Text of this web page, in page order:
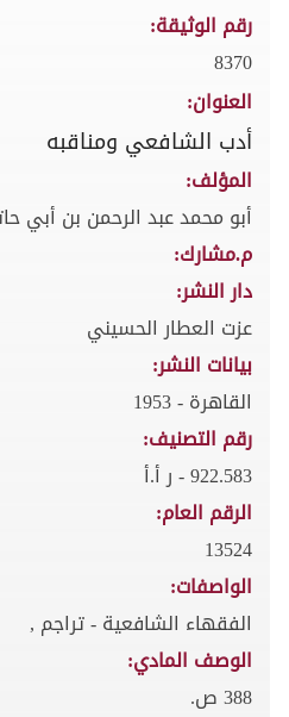
رقم الوثيقة:
8370
العنوان:
أدب الشافعي ومناقبه
المؤلف:
أبو محمد عبد الرحمن بن أبي
م.مشارك:
دار النشر:
عزت العطار الحسيني
بيانات النشر:
القاهرة - 1953
رقم التصنيف:
922.583 - ر أ.أ
الرقم العام:
13524
الواصفات:
الفقهاء الشافعية - تراجم ,
الوصف المادي:
388 ص.